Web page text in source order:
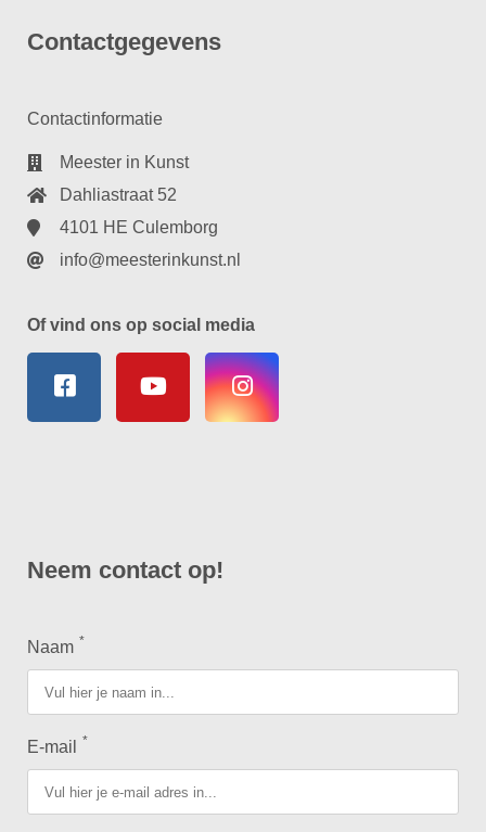
Contactgegevens
Contactinformatie
Meester in Kunst
Dahliastraat 52
4101 HE Culemborg
info@meesterinkunst.nl
Of vind ons op social media
Neem contact op!
Naam *
E-mail *